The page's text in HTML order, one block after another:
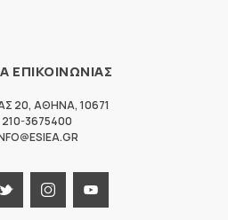
ΕΠΙΚΟΙΝΩΝΙΑΣ
20, ΑΘΗΝΑ, 10671
210-3675400